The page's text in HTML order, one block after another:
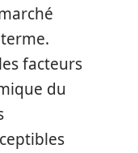
facteurs
du